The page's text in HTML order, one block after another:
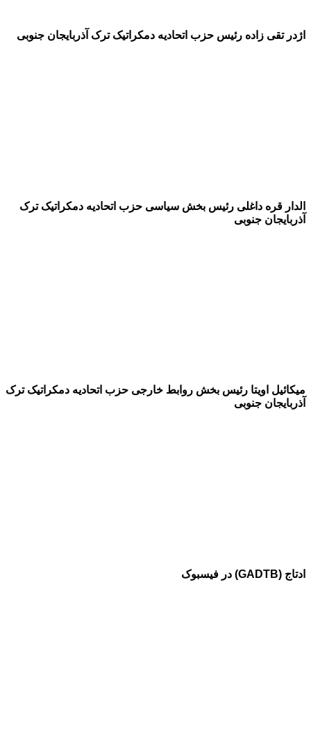
اژدر تقی زاده رئیس حزب اتحادیه دمکراتیک ترک آذربایجان جنوبی
الدار قره داغلی رئیس بخش سیاسی حزب اتحادیه دمکراتیک ترک
آذربایجان جنوبی
میکائیل اویتا رئیس بخش روابط خارجی حزب اتحادیه دمکراتیک ترک
آذربایجان جنوبی
ادتاج (GADTB) در فیسبوک